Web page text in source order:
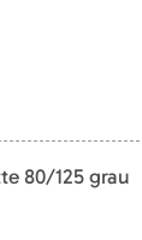
80/125 grau